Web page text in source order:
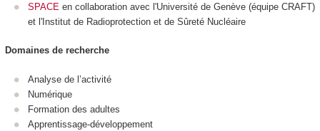
SPACE en collaboration avec l'Université de Genève (équipe CRAFT)
et l'Institut de Radioprotection et de Sûreté Nucléaire
Domaines de recherche
Analyse de l’activité
Numérique
Formation des adultes
Apprentissage-développement